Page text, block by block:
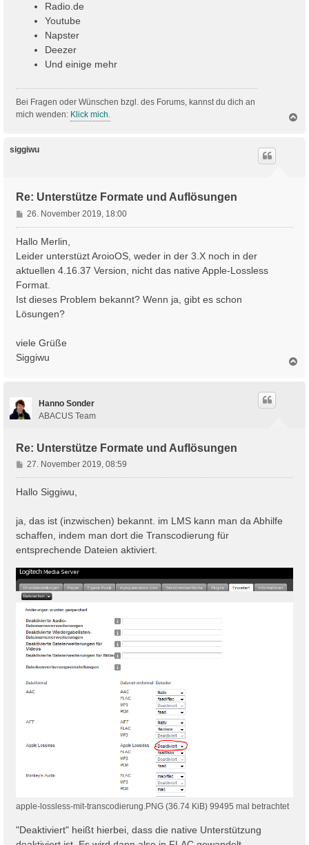
Radio.de
Youtube
Napster
Deezer
Und einige mehr
Bei Fragen oder Wünschen bzgl. des Forums, kannst du dich an
mich wenden: Klick mich.
siggiwu
Re: Unterstütze Formate und Auflösungen
B
e
r
a
g
26. November 2019, 18:00
Hallo Merlin,
Leider unterstüzt AroioOS, weder in der 3.X noch in der
aktuellen 4.16.37 Version, nicht das native Apple-Lossless
Format.
Ist dieses Problem bekannt? Wenn ja, gibt es schon
Lösungen?
viele Grüße
Siggiwu
Hanno Sonder
ABACUS Team
Re: Unterstütze Formate und Auflösungen
B
e
i
a
g
27. November 2019, 08:59
Hallo Siggiwu,
ja, das ist (inzwischen) bekannt. im LMS kann man da Abhilfe
schaffen, indem man dort die Transcodierung für
entsprechende Dateien aktiviert.
apple-lossless-mit-transcodierung.PNG (36.74 KiB) 99495 mal betrachtet
"Deaktiviert" heißt hierbei, dass die native Unterstützung